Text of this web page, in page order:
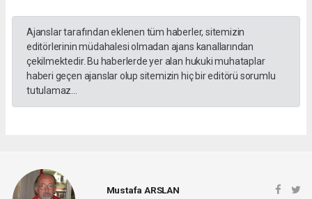
Ajanslar tarafından eklenen tüm haberler, sitemizin
editörlerinin müdahalesi olmadan ajans kanallarından
çekilmektedir. Bu haberlerde yer alan hukuki muhataplar
haberi geçen ajanslar olup sitemizin hiç bir editörü sorumlu
tutulamaz...
Mustafa ARSLAN